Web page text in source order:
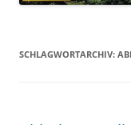
SCHLAGWORTARCHIV: